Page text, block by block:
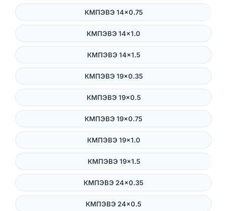
КМПЭВЭ 14×0.75
КМПЭВЭ 14×1.0
КМПЭВЭ 14×1.5
КМПЭВЭ 19×0.35
КМПЭВЭ 19×0.5
КМПЭВЭ 19×0.75
КМПЭВЭ 19×1.0
КМПЭВЭ 19×1.5
КМПЭВЭ 24×0.35
КМПЭВЭ 24×0.5